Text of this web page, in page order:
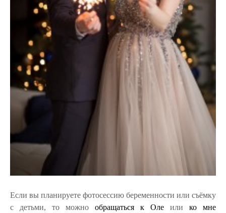
Если вы планируете фотосессию беременности или съёмку
с детьми, то можно обращаться к Оле или ко мне